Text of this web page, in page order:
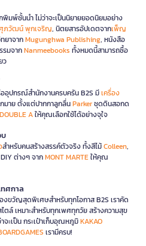
พิมพ์ชั้นนำ ไม่ว่าจะเป็นนิยายยอดนิยมอย่าง
ภวัฒน์ พุกเจริญ, นิตยสารอัปเดตจากเพ็ญ
ยาจากMugunghwa Publishing, หนังสือ
รมจากNanmeebooks ทั้งหมดนี้สามารถซื้อ
ว
อุปกรณ์สำนักงานครบครัน B2S มีเครื่อง
กมาย ตั้งแต่ปากกาลูกลื่นParkerชุดดินสอกด
DOUBLE Aให้คุณเลือกใช้ได้อย่างจุใจ
สำหรับคนสร้างสรรค์ตัวจริง ทั้งสีไม้Colleen,
ต่างๆ จากMONT MARTEให้คุณ
ศกาล
ขวัญสุดพิเศษสำหรับทุกโอกาส B2S เราคัด
ตล์ เหมาะสำหรับทุกเพศทุกวัย สร้างความสุข
ะเป็น กระเป๋าเก็บอุณหภูมิKAKAO
เรามีครบ!